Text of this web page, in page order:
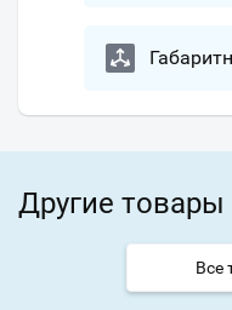
Другие товары
Все